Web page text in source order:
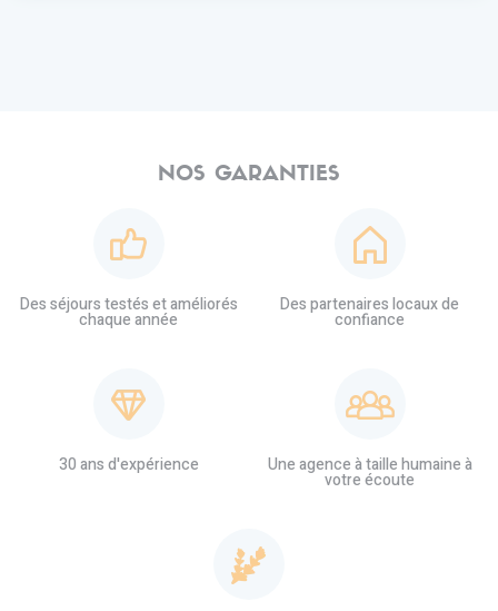
NOS GARANTIES
Des séjours testés et améliorés
chaque année
Des partenaires locaux de
confiance
30 ans d'expérience Une agence à taille humaine à
votre écoute